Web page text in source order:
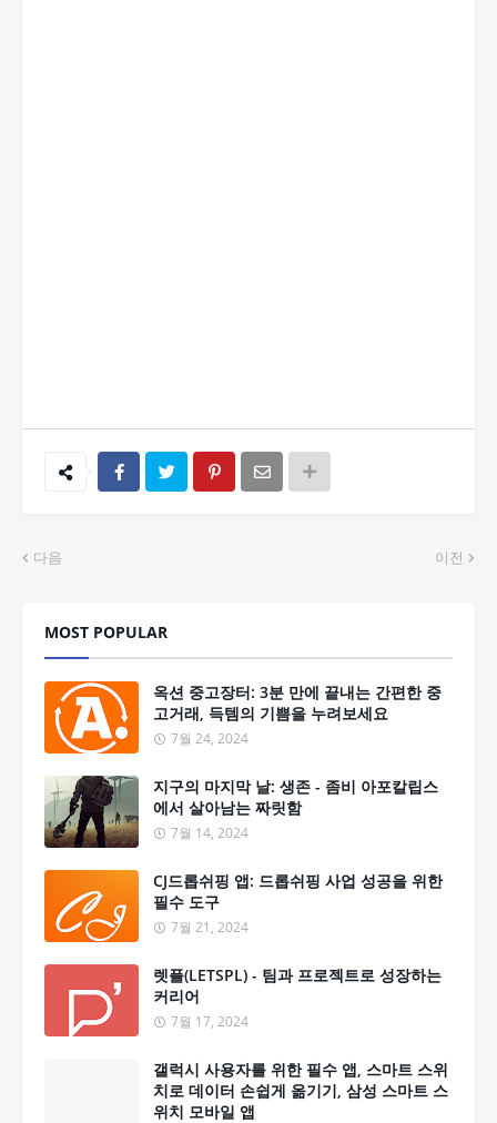
다음 이전
MOST POPULAR
옥션 중고장터: 3분 만에 끝내는 간편한 중
고거래, 득템의 기쁨을 누려보세요
7월 24, 2024
지구의 마지막 날: 생존 - 좀비 아포칼립스
에서 살아남는 짜릿함
7월 14, 2024
CJ드롭쉬핑 앱: 드롭쉬핑 사업 성공을 위한
필수 도구
7월 21, 2024
렛플(LETSPL) - 팀과 프로젝트로 성장하는
커리어
7월 17, 2024
갤럭시 사용자를 위한 필수 앱, 스마트 스위
치로 데이터 손쉽게 옮기기, 삼성 스마트 스
위치 모바일 앱